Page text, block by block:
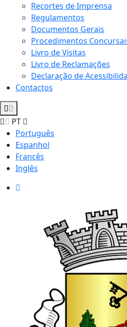
Recortes de Imprensa
Regulamentos
Documentos Gerais
Procedimentos
Livro de Visitas
Livro de Reclamações
Declaração de
Contactos
PT
Português
Espanhol
Francês
Inglês